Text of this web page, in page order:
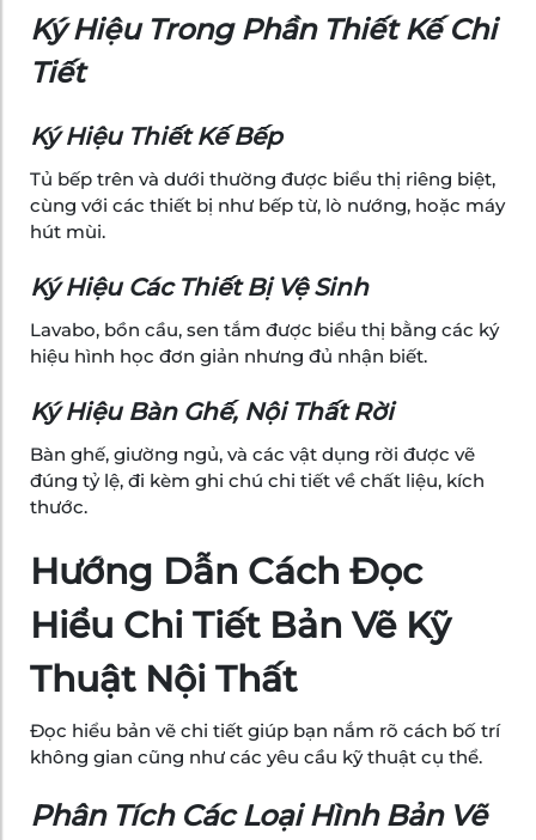
Ký Hiệu Trong Phần Thiết Kế Chi
Tiết
Ký Hiệu Thiết Kế Bếp
Tủ bếp trên và dưới thường được biểu thị riêng biệt,
cùng với các thiết bị như bếp từ, lò nướng, hoặc máy
hút mùi.
Ký Hiệu Các Thiết Bị Vệ Sinh
Lavabo, bồn cầu, sen tắm được biểu thị bằng các ký
hiệu hình học đơn giản nhưng đủ nhận biết.
Ký Hiệu Bàn Ghế, Nội Thất Rời
Bàn ghế, giường ngủ, và các vật dụng rời được vẽ
đúng tỷ lệ, đi kèm ghi chú chi tiết về chất liệu, kích
thước.
Hướng Dẫn Cách Đọc
Hiểu Chi Tiết Bản Vẽ Kỹ
Thuật Nội Thất
Đọc hiểu bản vẽ chi tiết giúp bạn nắm rõ cách bố trí
không gian cũng như các yêu cầu kỹ thuật cụ thể.
Phân Tích Các Loại Hình Bản Vẽ